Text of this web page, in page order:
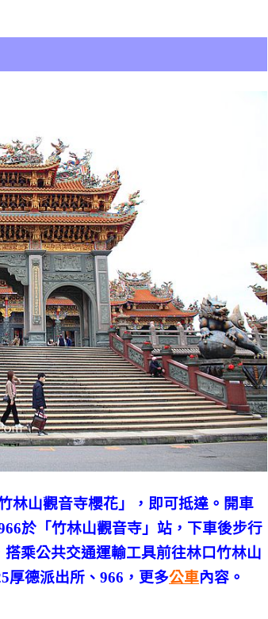
林山觀音寺櫻花」，即可抵達。開車
於「竹林山觀音寺」站，下車後步行
乘公共交通運輸工具前往林口竹林山
厚德派出所、966，更多公車內容。